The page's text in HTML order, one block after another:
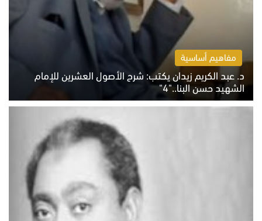
مفاهيم أساسية
د. عبد الكريم زيدان يكتب: شرح الأصول العشرين للإمام
الشهيد حسن البنا.."4"
الخميس 6 أغسطس 2026 10:27 ص